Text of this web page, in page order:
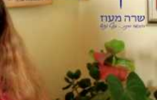
משקל יתר
סוכרת
עצירות